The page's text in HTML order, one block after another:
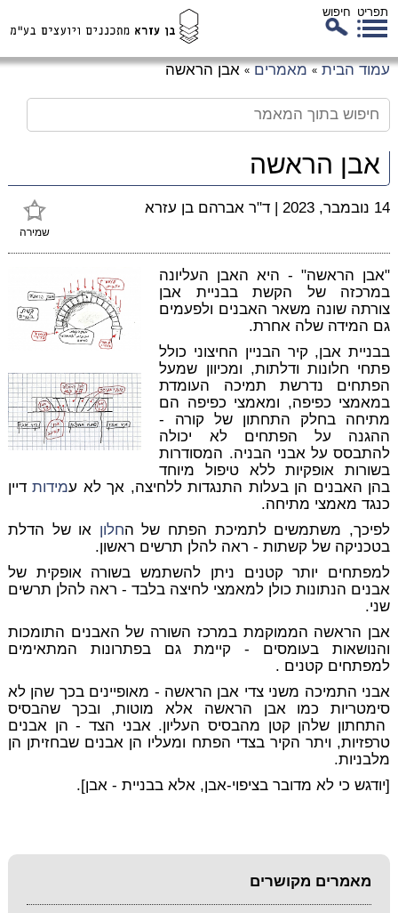
תפריט חיפוש
עמוד הבית » מאמרים » אבן הראשה
אבן הראשה
שמירה
14 נובמבר, 2023 | ד"ר אברהם בן עזרא
"אבן הראשה" - היא האבן העליונה
במרכזה של הקשת בבניית אבן
צורתה שונה משאר האבנים ולפעמים
גם המידה שלה אחרת.
בבניית אבן, קיר הבניין החיצוני כולל
פתחי חלונות ודלתות, ומכיוון שמעל
הפתחים נדרשת תמיכה העומדת
במאמצי כפיפה, ומאמצי כפיפה הם
מתיחה בחלק התחתון של קורה -
ההגנה על הפתחים לא יכולה
להתבסס על אבני הבניה. המסודרות
בשורות אופקיות ללא טיפול מיוחד
בהן האבנים הן בעלות התנגדות ללחיצה, אך לא עמידותדיין
כנגד מאמצי מתיחה.
לפיכך, משתמשים לתמיכת הפתח של החלון או של הדלת
בטכניקה של קשתות - ראה להלן תרשים ראשון.
למפתחים יותר קטנים ניתן להשתמש בשורה אופקית של
אבנים הנתונות כולן למאמצי לחיצה בלבד - ראה להלן תרשים
שני.
אבן הראשה הממוקמת במרכז השורה של האבנים התומכות
והנושאות בעומסים - קיימת גם בפתרונות המתאימים
למפתחים קטנים .
אבני התמיכה משני צדי אבן הראשה - מאופיינים בכך שהן לא
סימטריות כמו אבן הראשה אלא מוטות, ובכך שהבסיס
התחתון שלהן קטן מהבסיס העליון. אבני הצד - הן אבנים
טרפזיות, ויתר הקיר בצדי הפתח ומעליו הן אבנים שבחזיתן הן
מלבניות.
[יודגש כי לא מדובר בציפוי-אבן, אלא בבניית - אבן].
מאמרים מקושרים